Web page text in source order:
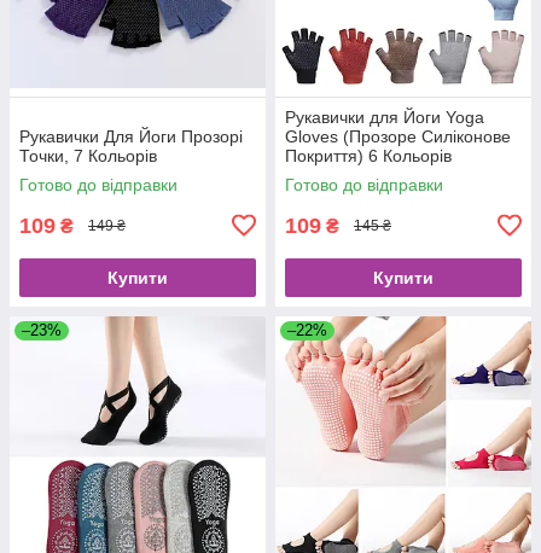
Рукавички Для Йоги Прозорі
Точки, 7 Кольорів
Готово до відправки
109 ₴ 149 ₴
Купити
Рукавички для Йоги Yoga
Gloves (Прозоре Силіконове
Покриття) 6 Кольорів
Готово до відправки
109 ₴ 145 ₴
Купити
–23% –22%